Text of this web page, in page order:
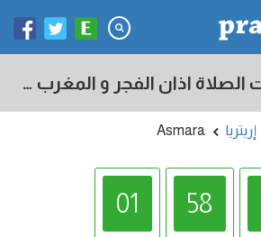
Asmara: مواقيت الصلاة اذان الفجر و المغرب في اليوم - إريتريا
إريتريا Asmara
01 58